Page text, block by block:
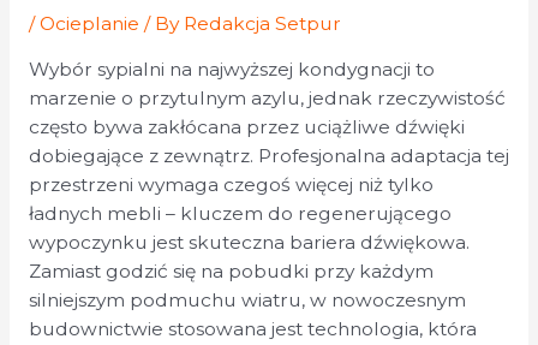
/Ocieplanie / By Redakcja Setpur
Wybór sypialni na najwyższej kondygnacji to
marzenie o przytulnym azylu, jednak rzeczywistość
często bywa zakłócana przez uciążliwe dźwięki
dobiegające z zewnątrz. Profesjonalna adaptacja tej
przestrzeni wymaga czegoś więcej niż tylko
ładnych mebli – kluczem do regenerującego
wypoczynku jest skuteczna bariera dźwiękowa.
Zamiast godzić się na pobudki przy każdym
silniejszym podmuchu wiatru, w nowoczesnym
budownictwie stosowana jest technologia, która